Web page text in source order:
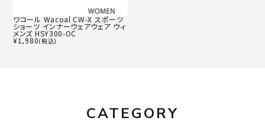
ワコール Wacoal CW-X スポーツ
ショーツ インナーウェアウェア ウィ
メンズ HSY300-OC
¥1,980(税込)
CATEGORY